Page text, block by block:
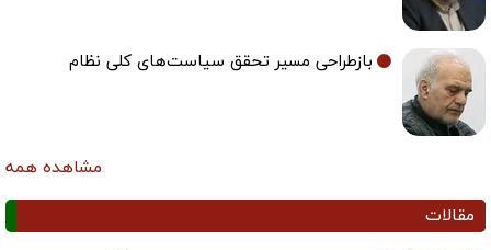
بازطراحی مسیر تحقق سیاست‌های کلی نظام
مشاهده همه
مقالات